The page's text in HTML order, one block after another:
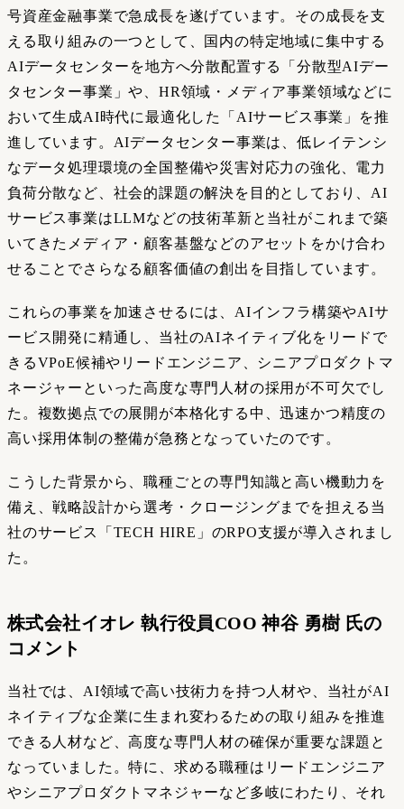
号資産金融事業で急成長を遂げています。その成長を支
える取り組みの一つとして、国内の特定地域に集中する
AIデータセンターを地方へ分散配置する「分散型AIデー
タセンター事業」や、HR領域・メディア事業領域などに
おいて生成AI時代に最適化した「AIサービス事業」を推
進しています。AIデータセンター事業は、低レイテンシ
なデータ処理環境の全国整備や災害対応力の強化、電力
負荷分散など、社会的課題の解決を目的としており、AI
サービス事業はLLMなどの技術革新と当社がこれまで築
いてきたメディア・顧客基盤などのアセットをかけ合わ
せることでさらなる顧客価値の創出を目指しています。
これらの事業を加速させるには、AIインフラ構築やAIサ
ービス開発に精通し、当社のAIネイティブ化をリードで
きるVPoE候補やリードエンジニア、シニアプロダクトマ
ネージャーといった高度な専門人材の採用が不可欠でし
た。複数拠点での展開が本格化する中、迅速かつ精度の
高い採用体制の整備が急務となっていたのです。
こうした背景から、職種ごとの専門知識と高い機動力を
備え、戦略設計から選考・クロージングまでを担える当
社のサービス「TECH HIRE」のRPO支援が導入されまし
た。
株式会社イオレ 執行役員COO 神谷 勇樹 氏の
コメント
当社では、AI領域で高い技術力を持つ人材や、当社がAI
ネイティブな企業に生まれ変わるための取り組みを推進
できる人材など、高度な専門人材の確保が重要な課題と
なっていました。特に、求める職種はリードエンジニア
やシニアプロダクトマネジャーなど多岐にわたり、それ